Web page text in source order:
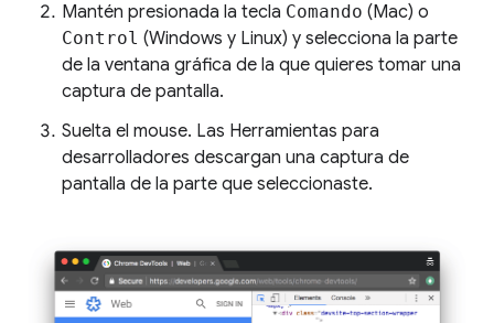
Mantén presionada la tecla Comando (Mac) o
Control (Windows y Linux) y selecciona la parte
de la ventana gráfica de la que quieres tomar una
captura de pantalla.
Suelta el mouse. Las Herramientas para
desarrolladores descargan una captura de
pantalla de la parte que seleccionaste.